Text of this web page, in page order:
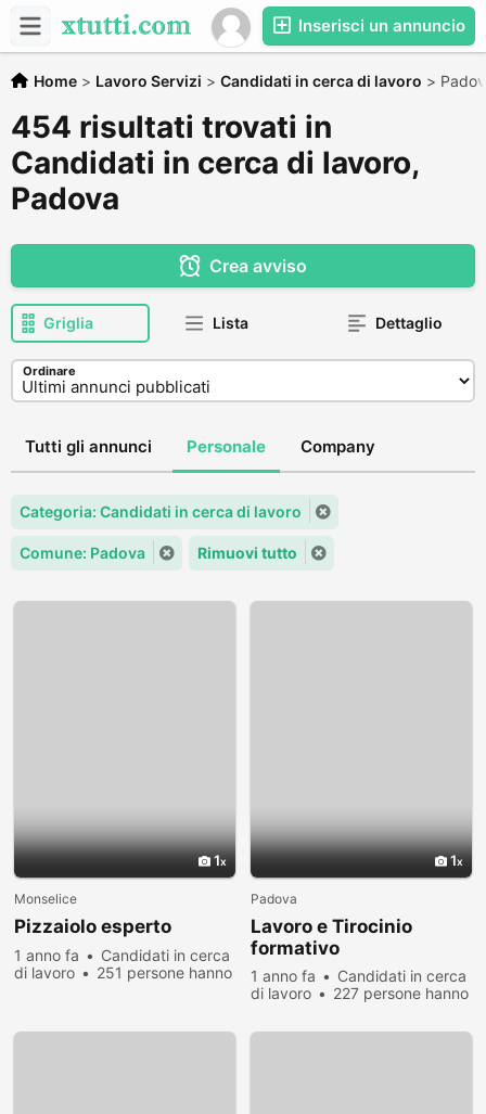
Inserisci un annuncio
Home > Lavoro Servizi > Candidati in cerca di lavoro >
454 risultati trovati in
Candidati in cerca di lavoro,
Padova
Crea avviso
Griglia Lista Dettaglio
Ordinare
Tutti gli annunci Personale Company
Categoria: Candidati in cerca di lavoro
Comune: Padova Rimuovi tutto
1
Monselice
Pizzaiolo esperto
1 anno fa
Candidati in cerca
di lavoro
251 persone hanno
1
Padova
Lavoro e Tirocinio
formativo
1 anno fa
Candidati in cerca
di lavoro
227 persone hanno